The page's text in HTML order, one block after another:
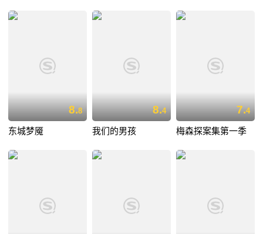
8.8
东城梦魇
8.4
我们的男孩
7.4
梅森探案集第一季